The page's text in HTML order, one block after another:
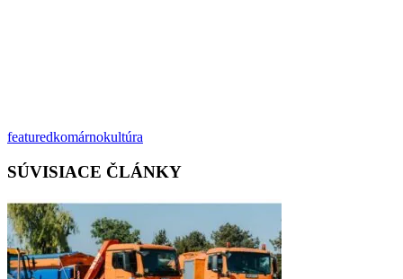
featuredkomárnokultúra
SÚVISIACE ČLÁNKY